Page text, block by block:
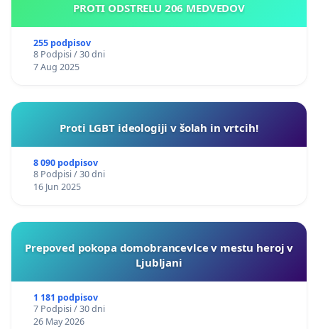
PROTI ODSTRELU 206 MEDVEDOV
255 podpisov
8 Podpisi / 30 dni
7 Aug 2025
Proti LGBT ideologiji v šolah in vrtcih!
8 090 podpisov
8 Podpisi / 30 dni
16 Jun 2025
Prepoved pokopa domobrancevlce v mestu heroj v
Ljubljani
1 181 podpisov
7 Podpisi / 30 dni
26 May 2026